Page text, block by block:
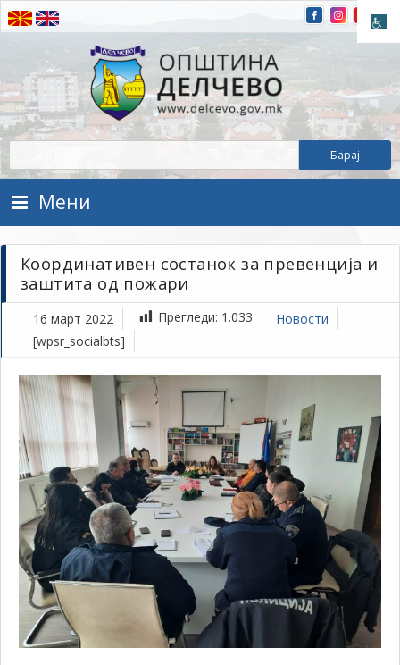
Прескокнете на содржината
Општина Делчево
Општина Делчево
Мени
Координативен состанок за превенција и
заштита од пожари
16 март 2022 Прегледи: 1.033
Новости
[wpsr_socialbts]